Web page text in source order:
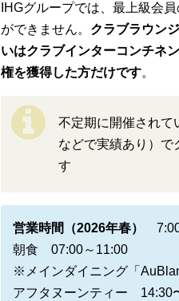
IHGグループでは、最上級会
ができません。 クラブラウン
いはクラブインターコンチネ
権を獲得した方だけです。
不定期に開催されて
などで実績あり）で
す
営業時間（2026年春）
朝食 07:00～11:00
※メインダイニング「
アフタヌーンティー 14:30